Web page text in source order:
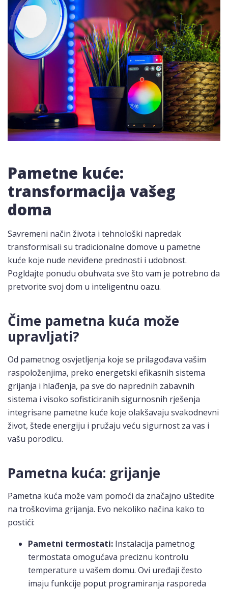
Pametne kuće:
transformacija vašeg
doma
Savremeni način života i tehnološki napredak
transformisali su tradicionalne domove u pametne
kuće koje nude neviđene prednosti i udobnost.
Pogldajte ponudu obuhvata sve što vam je potrebno da
pretvorite svoj dom u inteligentnu oazu.
Čime pametna kuća može
upravljati?
Od pametnog osvjetljenja koje se prilagođava vašim
raspoloženjima, preko energetski efikasnih sistema
grijanja i hlađenja, pa sve do naprednih zabavnih
sistema i visoko sofisticiranih sigurnosnih rješenja
integrisane pametne kuće koje olakšavaju svakodnevni
život, štede energiju i pružaju veću sigurnost za vas i
vašu porodicu.
Pametna kuća: grijanje
Pametna kuća može vam pomoći da značajno uštedite
na troškovima grijanja. Evo nekoliko načina kako to
postići:
Pametni termostati: Instalacija pametnog
termostata omogućava preciznu kontrolu
temperature u vašem domu. Ovi uređaji često
imaju funkcije poput programiranja rasporeda